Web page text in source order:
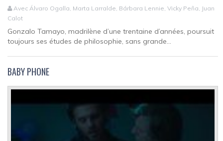
Avec Álvaro Ogalla, Marta Larralde, Bárbara Lennie, Vicky Peña, Juan
Calot
Gonzalo Tamayo, madrilène d’une trentaine d’années, poursuit
toujours ses études de philosophie, sans grande...
BABY PHONE